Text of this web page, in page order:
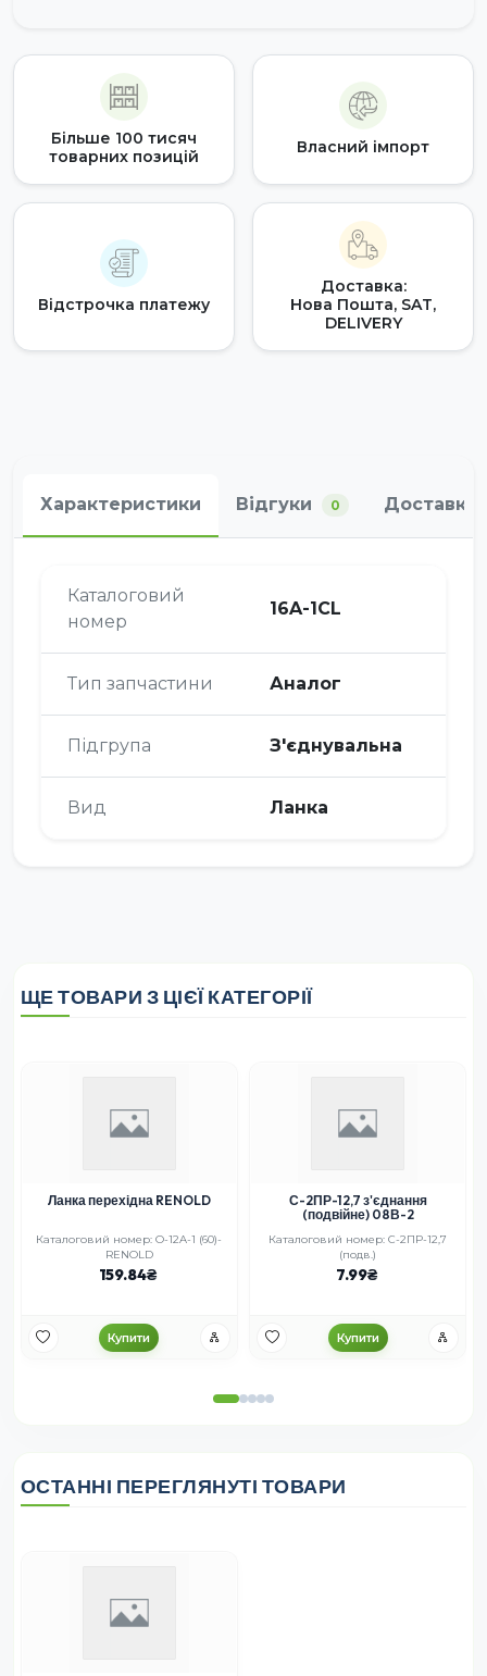
Більше 100 тисяч
товарних позицій
Власний імпорт
Відстрочка платежу
Доставка:
Нова Пошта, SAT,
DELIVERY
Характеристики Відгуки 0 Доставка
Каталоговий
номер
16A-1CL
Тип запчастини Аналог
Підгрупа З'єднувальна
Вид Ланка
ЩЕ ТОВАРИ З ЦІЄЇ КАТЕГОРІЇ
Ланка перехідна RENOLD
Каталоговий номер: O-12A-1 (60)-
RENOLD
159.84
Купити
С-2ПР-12,7 з'єднання
(подвійне) 08В-2
Каталоговий номер: С-2ПР-12,7
(подв.)
7.99
Купити
ОСТАННІ ПЕРЕГЛЯНУТІ ТОВАРИ